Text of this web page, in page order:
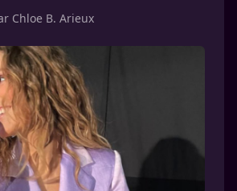
Chloe B. Arieux